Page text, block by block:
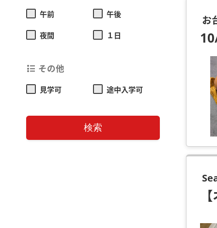
午前 午後
夜間 １日
format_list_bulleted その他
見学可 途中入学可
検索
お